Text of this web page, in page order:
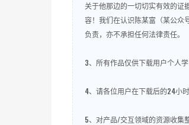
关于他那边的一切切实有效的证
容！我们在认识陈某富（某公众
负责，亦不承担任何法律责任。
3、所有作品仅供下载用户个人
4、请各位用户在下载后的24小
5、对产品/交互领域的资源收集